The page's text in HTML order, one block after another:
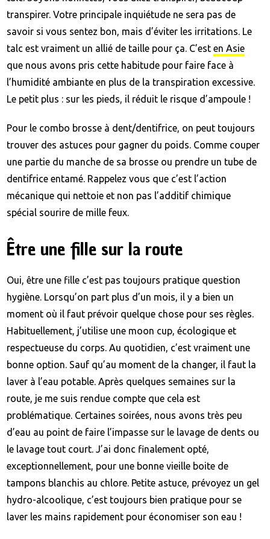
transpirer. Votre principale inquiétude ne sera pas de
savoir si vous sentez bon, mais d’éviter les irritations. Le
talc est vraiment un allié de taille pour ça. C’esten Asie
que nous avons pris cette habitude pour faire face à
l’humidité ambiante en plus de la transpiration excessive.
Le petit plus : sur les pieds, il réduit le risque d’ampoule !
Pour le combo brosse à dent/dentifrice, on peut toujours
trouver des astuces pour gagner du poids. Comme couper
une partie du manche de sa brosse ou prendre un tube de
dentifrice entamé. Rappelez vous que c’est l’action
mécanique qui nettoie et non pas l’additif chimique
spécial sourire de mille feux.
Être une fille sur la route
Oui, être une fille c’est pas toujours pratique question
hygiène. Lorsqu’on part plus d’un mois, il y a bien un
moment où il faut prévoir quelque chose pour ses règles.
Habituellement, j’utilise une moon cup, écologique et
respectueuse du corps. Au quotidien, c’est vraiment une
bonne option. Sauf qu’au moment de la changer, il faut la
laver à l’eau potable. Après quelques semaines sur la
route, je me suis rendue compte que cela est
problématique. Certaines soirées, nous avons très peu
d’eau au point de faire l’impasse sur le lavage de dents ou
le lavage tout court. J’ai donc finalement opté,
exceptionnellement, pour une bonne vieille boite de
tampons blanchis au chlore. Petite astuce, prévoyez un gel
hydro-alcoolique, c’est toujours bien pratique pour se
laver les mains rapidement pour économiser son eau !